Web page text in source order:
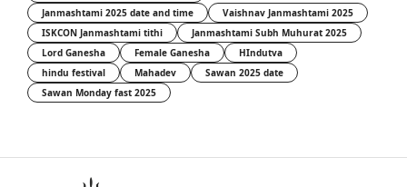
Janmashtami 2025 date and time
Vaishnav Janmashtami 2025
ISKCON Janmashtami tithi
Janmashtami Subh Muhurat 2025
Lord Ganesha
Female Ganesha
HIndutva
hindu festival
Mahadev
Sawan 2025 date
Sawan Monday fast 2025